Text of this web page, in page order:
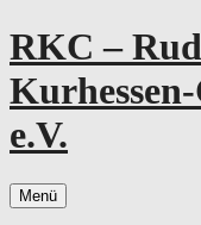
Zum
Inhalt
springen
RKC –
Kurhessen-
e.V.
Menü